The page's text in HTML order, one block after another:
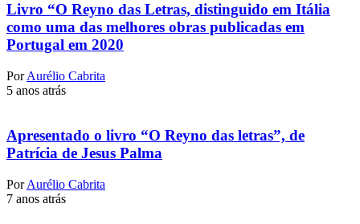
Livro “O Reyno das Letras, distinguido em Itália
como uma das melhores obras publicadas em
Portugal em 2020
Por Aurélio Cabrita
5 anos atrás
Apresentado o livro “O Reyno das letras”, de
Patrícia de Jesus Palma
Por Aurélio Cabrita
7 anos atrás